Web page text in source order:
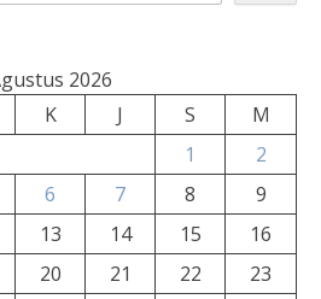
2026
K J S
M
1
2
6 7 8
9
13 14 15
16
20 21 22
23